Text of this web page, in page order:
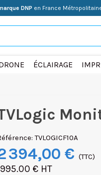
DNP en France
ÉCLAIRAGE
TVLOGICF10A
394,00 € (TTC)
€ HT